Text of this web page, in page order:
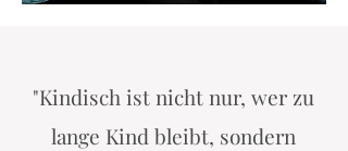
"Kindisch ist nicht nur, wer zu
lange Kind bleibt, sondern